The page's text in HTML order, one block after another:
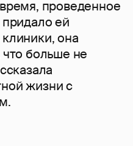
проведенное
ей
она
больше не
жизни с